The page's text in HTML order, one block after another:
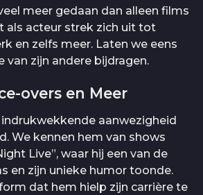
meer gedaan dan alleen films
als acteur strek zich uit tot
en zelfs meer. Laten we eens
van zijn andere bijdragen.
overs en Meer
aanwezigheid
We kennen hem van shows
Live”, waar hij een van de
en zijn unieke humor toonde.
dat hem hielp zijn carrière te